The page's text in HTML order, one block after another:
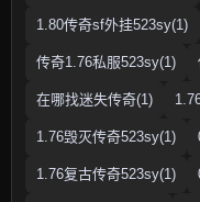
1.80传奇sf外挂523sy(1)
传奇1.76私服523sy(1)
在哪找迷失传奇(1)
1.76毁灭传奇523sy(1)
1.76复古传奇523sy(1)